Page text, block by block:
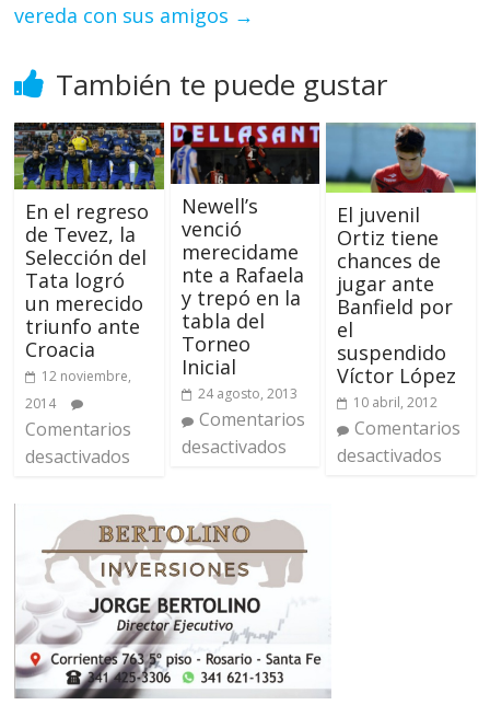
vereda con sus amigos →
También te puede gustar
En el regreso
de Tevez, la
Selección del
Tata logró
un merecido
triunfo ante
Croacia
12 noviembre,
2014
Comentarios
desactivados
Newell’s
venció
merecidame
nte a Rafaela
y trepó en la
tabla del
Torneo
Inicial
24 agosto, 2013
Comentarios
desactivados
El juvenil
Ortiz tiene
chances de
jugar ante
Banfield por
el
suspendido
Víctor López
10 abril, 2012
Comentarios
desactivados